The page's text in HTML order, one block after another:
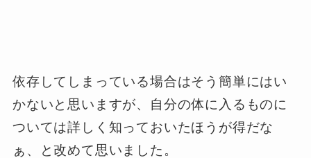
依存してしまっている場合はそう簡単にはい
かないと思いますが、自分の体に入るものに
ついては詳しく知っておいたほうが得だな
ぁ、と改めて思いました。